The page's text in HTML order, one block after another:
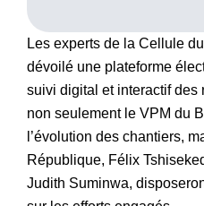
Les experts de la Cellule
dévoilé une plateforme
suivi digital et interactif des
non seulement le VPM du
l’évolution des chantiers,
République, Félix
Judith Suminwa,